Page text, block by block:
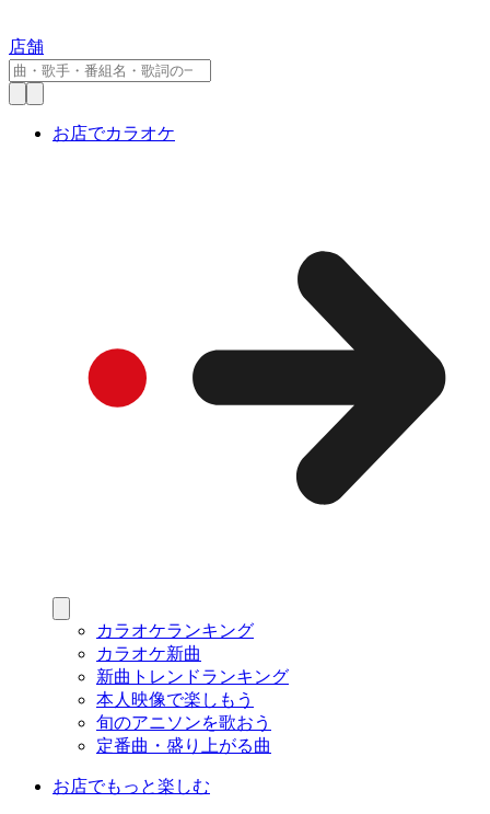
店舗
お店でカラオケ
カラオケランキング
カラオケ新曲
新曲トレンドランキング
本人映像で楽しもう
旬のアニソンを歌おう
定番曲・盛り上がる曲
お店でもっと楽しむ